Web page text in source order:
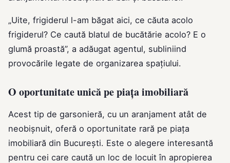
„Uite, frigiderul l-am băgat aici, ce căuta acolo
frigiderul? Ce caută blatul de bucătărie acolo? E o
glumă proastă”, a adăugat agentul, subliniind
provocările legate de organizarea spațiului.
O oportunitate unică pe piața imobiliară
Acest tip de garsonieră, cu un aranjament atât de
neobișnuit, oferă o oportunitate rară pe piața
imobiliară din București. Este o alegere interesantă
pentru cei care caută un loc de locuit în apropierea